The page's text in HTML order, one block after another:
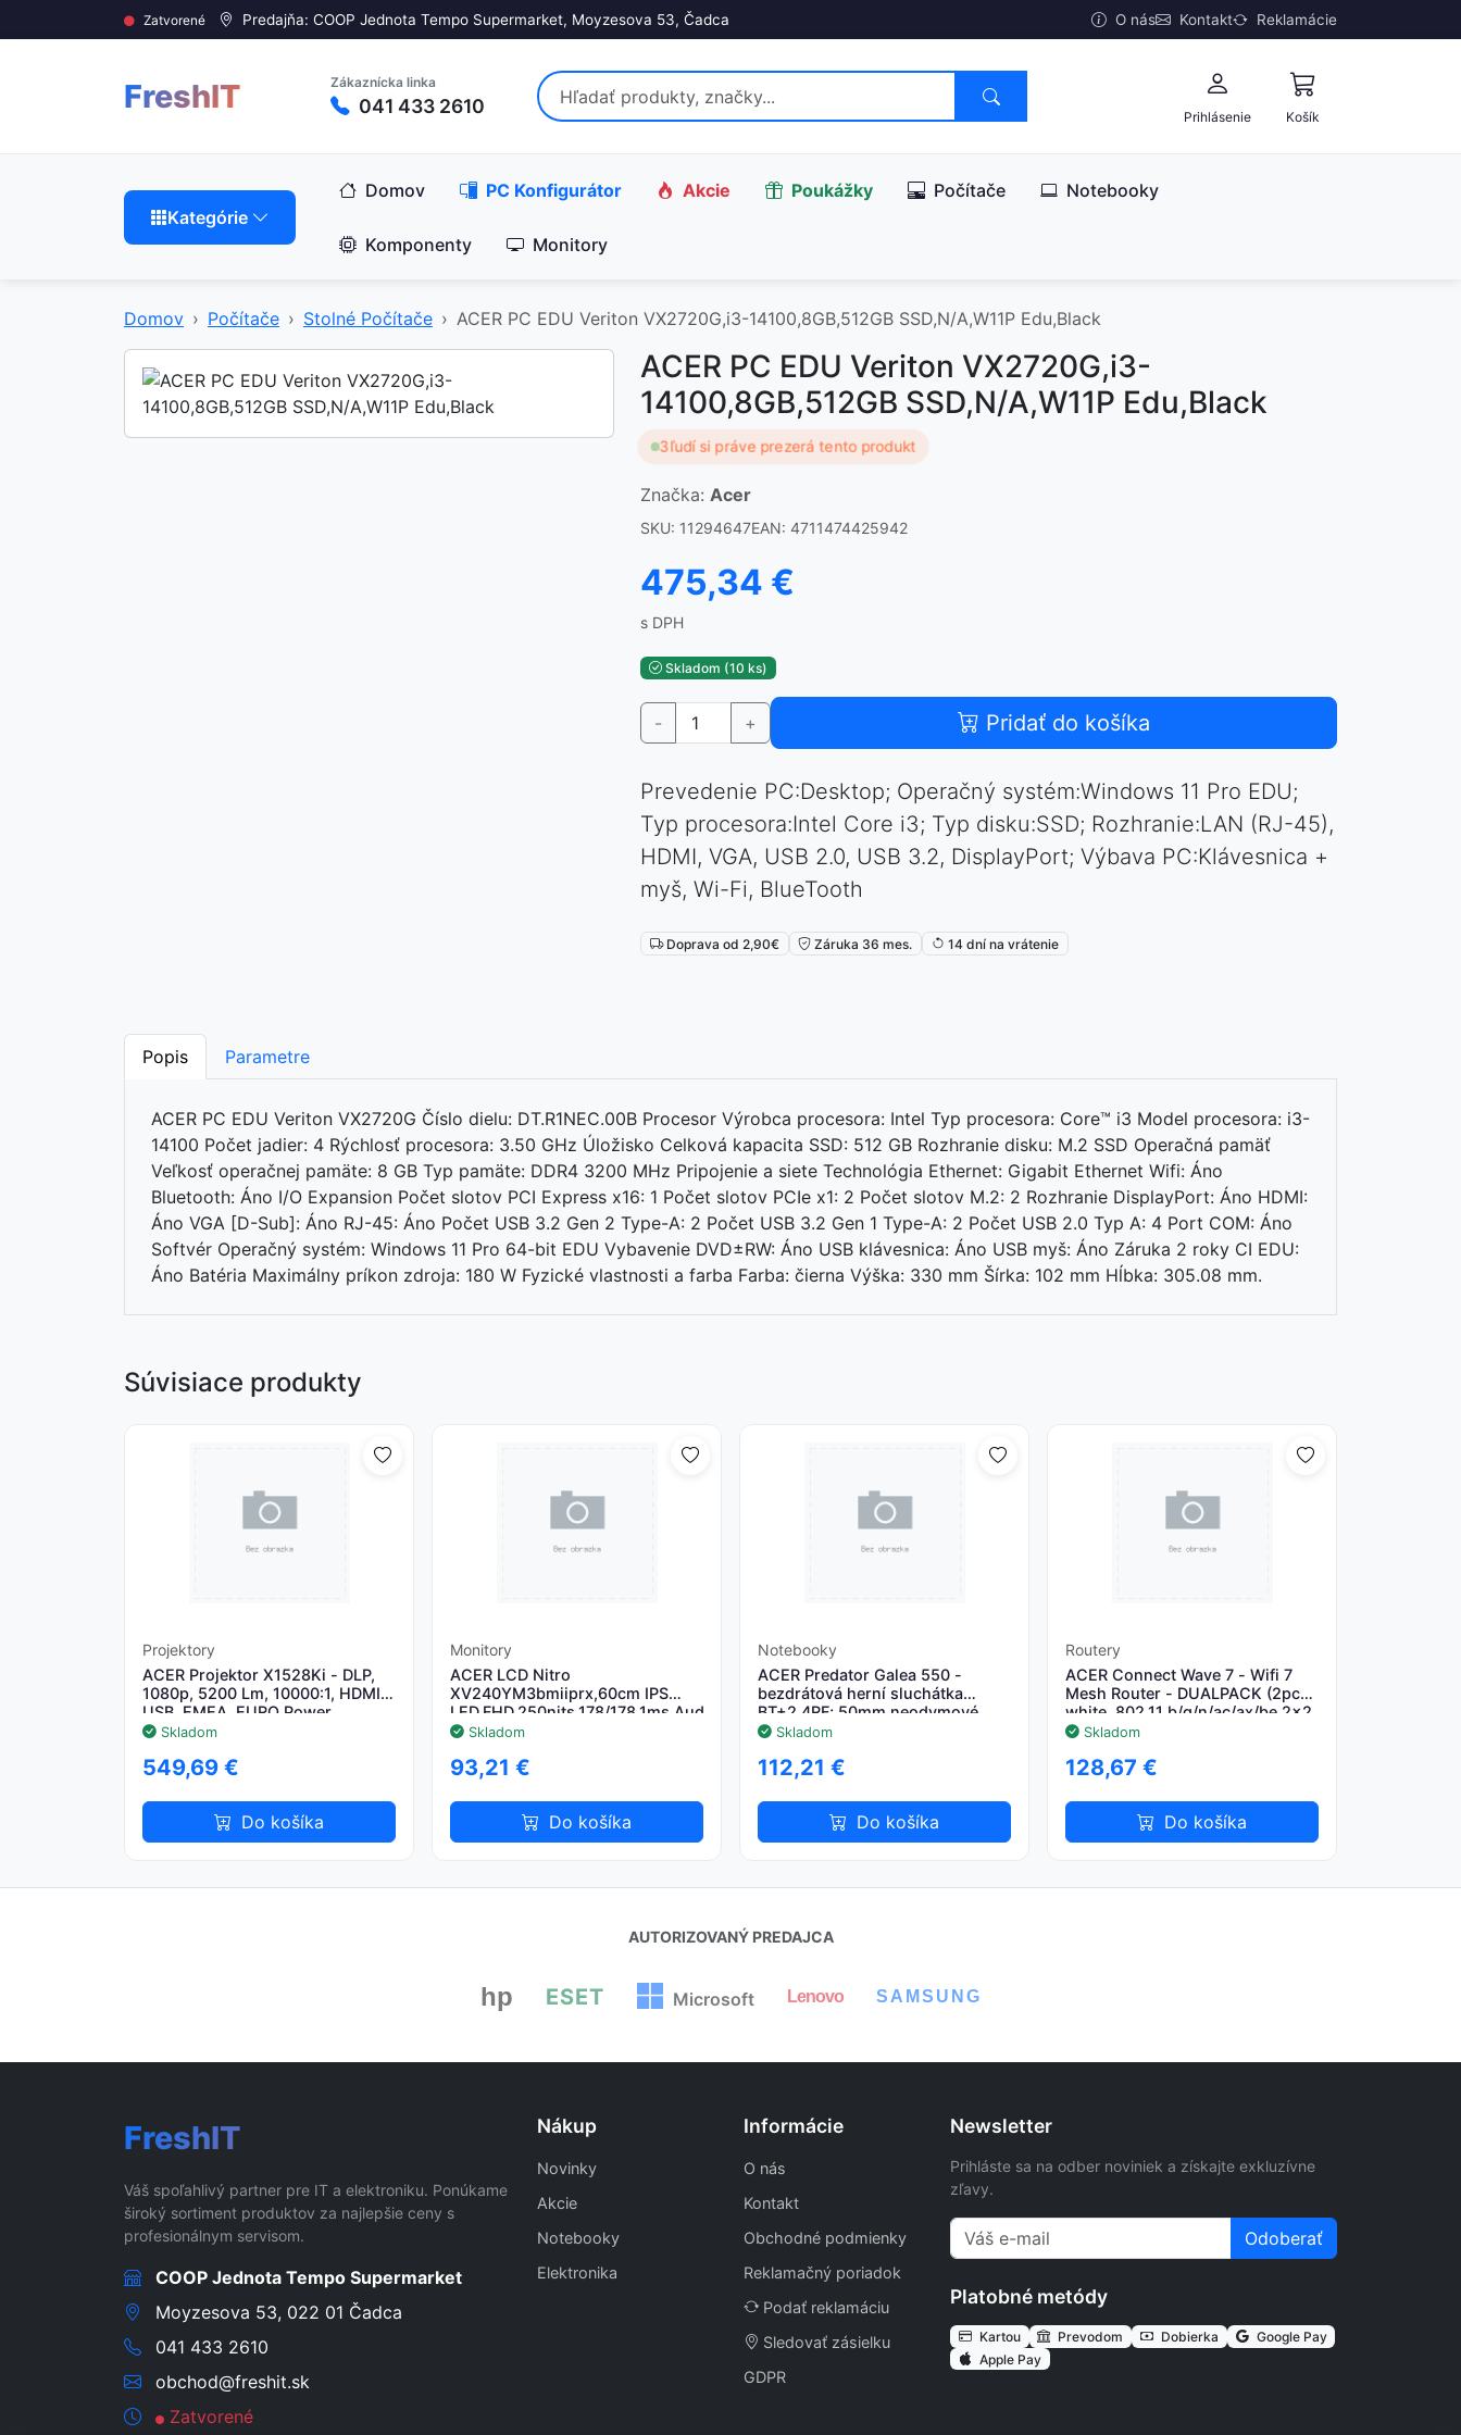
Zatvorené Predajňa: COOP Jednota Tempo Supermarket, Moyzesova 53, Čadca O nás Kontakt Reklamácie
FreshIT Zákaznícka linka
041 433 2610
Prihlásenie Košík
Kategórie
Domov PC Konfigurátor Akcie Poukážky Počítače Notebooky
Komponenty Monitory
Domov Počítače Stolné Počítače ACER PC EDU Veriton VX2720G,i3-14100,8GB,512GB SSD,N/A,W11P Edu,Black
ACER PC EDU Veriton VX2720G,i3-
14100,8GB,512GB SSD,N/A,W11P Edu,Black
3ľudí si práve prezerá tento produkt
Značka: Acer
SKU: 11294647EAN: 4711474425942
475,34 €
s DPH
Skladom (10 ks)
- + Pridať do košíka
Prevedenie PC:Desktop; Operačný systém:Windows 11 Pro EDU;
Typ procesora:Intel Core i3; Typ disku:SSD; Rozhranie:LAN (RJ-45),
HDMI, VGA, USB 2.0, USB 3.2, DisplayPort; Výbava PC:Klávesnica +
myš, Wi-Fi, BlueTooth
Doprava od 2,90€ Záruka 36 mes. 14 dní na vrátenie
Popis Parametre
ACER PC EDU Veriton VX2720G Číslo dielu: DT.R1NEC.00B Procesor Výrobca procesora: Intel Typ procesora: Core™ i3 Model procesora: i3-
14100 Počet jadier: 4 Rýchlosť procesora: 3.50 GHz Úložisko Celková kapacita SSD: 512 GB Rozhranie disku: M.2 SSD Operačná pamäť
Veľkosť operačnej pamäte: 8 GB Typ pamäte: DDR4 3200 MHz Pripojenie a siete Technológia Ethernet: Gigabit Ethernet Wifi: Áno
Bluetooth: Áno I/O Expansion Počet slotov PCI Express x16: 1 Počet slotov PCIe x1: 2 Počet slotov M.2: 2 Rozhranie DisplayPort: Áno HDMI:
Áno VGA [D-Sub]: Áno RJ-45: Áno Počet USB 3.2 Gen 2 Type-A: 2 Počet USB 3.2 Gen 1 Type-A: 2 Počet USB 2.0 Typ A: 4 Port COM: Áno
Softvér Operačný systém: Windows 11 Pro 64-bit EDU Vybavenie DVD±RW: Áno USB klávesnica: Áno USB myš: Áno Záruka 2 roky CI EDU:
Áno Batéria Maximálny príkon zdroja: 180 W Fyzické vlastnosti a farba Farba: čierna Výška: 330 mm Šírka: 102 mm Hĺbka: 305.08 mm.
Súvisiace produkty
Projektory
ACER Projektor X1528Ki - DLP,
1080p, 5200 Lm, 10000:1, HDMI,
USB, EMEA, EURO Power
Skladom
549,69 €
Do košíka
Monitory
ACER LCD Nitro
XV240YM3bmiiprx,60cm IPS
LED,FHD,250nits,178/178,1ms,Audio,Repro,VESA,HDMI,DP,Pivot,Black
Skladom
93,21 €
Do košíka
Notebooky
ACER Predator Galea 550 -
bezdrátová herní sluchátka
BT+2.4RF; 50mm neodymové
měniče; odnímatelný mikrofon;
Skladom
112,21 €
Do košíka
Routery
ACER Connect Wave 7 - Wifi 7
Mesh Router - DUALPACK (2pcs),
white, 802.11 b/g/n/ac/ax/be 2x2,
Dual band 2.4GHz + 5GHz or
Skladom
128,67 €
Do košíka
AUTORIZOVANÝ PREDAJCA
hp ESET Microsoft Lenovo SAMSUNG
FreshIT
Váš spoľahlivý partner pre IT a elektroniku. Ponúkame
široký sortiment produktov za najlepšie ceny s
profesionálnym servisom.
COOP Jednota Tempo Supermarket
Moyzesova 53, 022 01 Čadca
041 433 2610
obchod@freshit.sk
Zatvorené
Nákup
Novinky
Akcie
Notebooky
Elektronika
Informácie
O nás
Kontakt
Obchodné podmienky
Reklamačný poriadok
Podať reklamáciu
Sledovať zásielku
GDPR
Newsletter
Prihláste sa na odber noviniek a získajte exkluzívne
zľavy.
Odoberať
Platobné metódy
Kartou Prevodom Dobierka
Google Pay
Apple Pay